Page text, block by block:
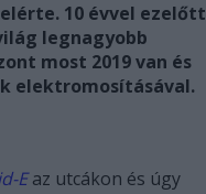
10 évvel ezelőtt
legnagyobb
most 2019 van és
elektromosításával.
E az utcákon és úgy